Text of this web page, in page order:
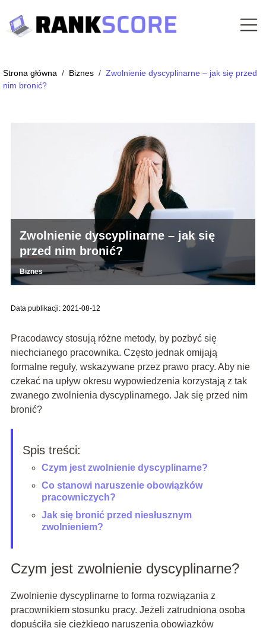
Strona główna / Biznes / Zwolnienie dyscyplinarne – jak się przed
nim bronić?
Zwolnienie dyscyplinarne – jak się
przed nim bronić?
Biznes
Data publikacji: 2021-08-12
Pracodawcy stosują różne metody, by pozbyć się
niechcianego pracownika. Często jednak omijają
formalne reguły, wskazywane przez prawo pracy. Aby nie
czekać na upływ okresu wypowiedzenia korzystają z tak
zwanego zwolnienia dyscyplinarnego. Jak się przed nim
bronić?
Spis treści:
Czym jest zwolnienie dyscyplinarne?
Co stanowi naruszenie obowiązków
pracowniczych?
Jak się bronić przed niesłusznym
zwolnieniem?
Czym jest zwolnienie dyscyplinarne?
Zwolnienie dyscyplinarne to forma rozwiązania z
pracownikiem stosunku pracy. Jeżeli zatrudniona osoba
dopuściła się ciężkiego naruszenia obowiązków